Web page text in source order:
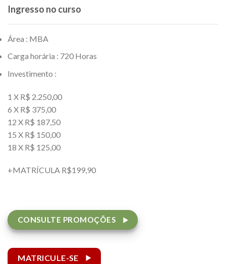
Ingresso no curso
Área : MBA
Carga horária : 720 Horas
Investimento :
1 X R$ 2.250,00
6 X R$ 375,00
12 X R$ 187,50
15 X R$ 150,00
18 X R$ 125,00
+MATRÍCULA R$199,90
CONSULTE PROMOÇÕES
MATRICULE-SE